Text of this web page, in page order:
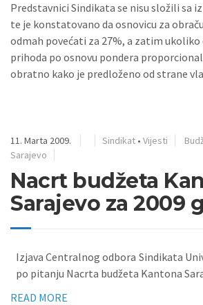
Predstavnici Sindikata se nisu složili sa
te je konstatovano da osnovicu za
odmah povećati za 27%, a zatim ukoliko
prihoda po osnovu pondera
obratno kako je predloženo od strane
11. Marta 2009. Sindikat • Vijesti
Sarajevo
Nacrt budžeta
Sarajevo za 2009
Izjava Centralnog odbora Sindikata
po pitanju Nacrta budžeta Kantona
READ MORE